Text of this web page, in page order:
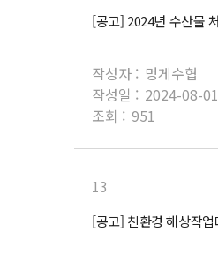
[공고] 2024년 수산물
작성자 : 멍게수협
작성일 : 2024-08-01
조회 : 951
13
[공고] 친환경 해상작